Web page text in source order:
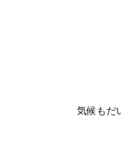
気候もだ